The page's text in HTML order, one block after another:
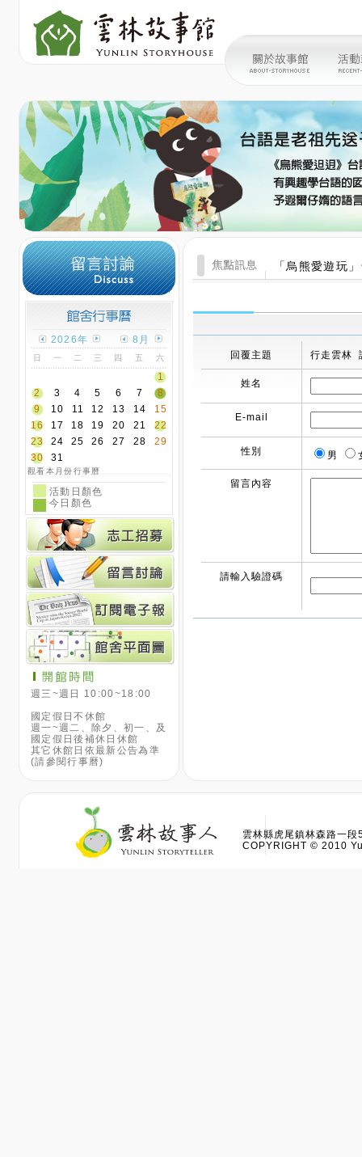
2026年 8月
日 一 二 三 四 五 六
1
2
3 4 5 6 7
8
9
10 11 12 13 14
15
16
17 18 19 20 21
22
23
24 25 26 27 28
29
30
31
觀看本月份行事曆
活動日顏色
今日顏色
週三~週日 10:00~18:00
國定假日不休館
週一~週二、除夕、初一、及
國定假日後補休日休館
其它休館日依最新公告為準
(請參閱行事曆)
「烏熊愛遊玩
回覆主題 行走雲林
姓名
E-mail
性別 男
留言內容
請輸入驗證碼
雲林縣虎尾鎮林森路
COPYRIGHT © 2010